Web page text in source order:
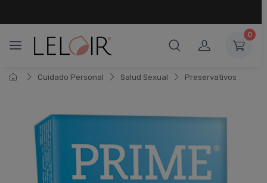
0
Cuidado Personal Salud Sexual Preservativos